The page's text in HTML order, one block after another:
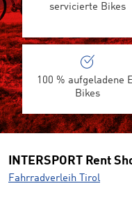
servicierte Bikes
100 % aufgeladene
Bikes
INTERSPORT Rent
Fahrradverleih Tirol